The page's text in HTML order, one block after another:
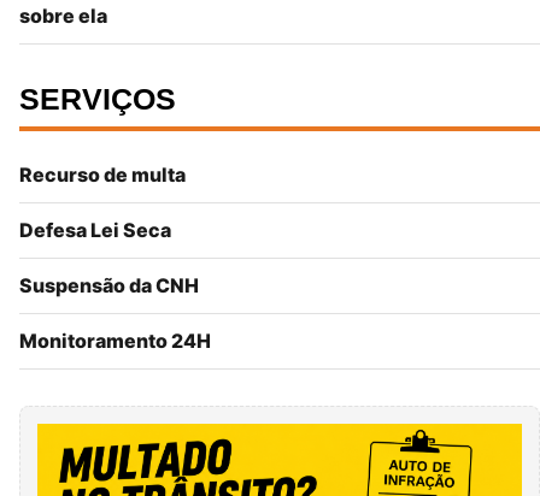
sobre ela
SERVIÇOS
Recurso de multa
Defesa Lei Seca
Suspensão da CNH
Monitoramento 24H